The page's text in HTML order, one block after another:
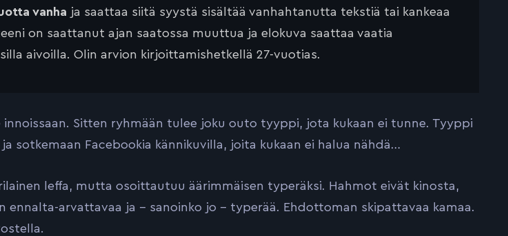
vanha ja saattaa siitä syystä sisältää vanhahtanutta tekstiä tai kankeaa
on saattanut ajan saatossa muuttua ja elokuva saattaa vaatia
aivoilla. Olin arvion kirjoittamishetkellä 27-vuotias.
innoissaan. Sitten ryhmään tulee joku outo tyyppi, jota kukaan ei tunne. Tyyppi
sotkemaan Facebookia kännikuvilla, joita kukaan ei halua nähdä…
leffa, mutta osoittautuu äärimmäisen typeräksi. Hahmot eivät kinosta,
ennalta-arvattavaa ja – sanoinko jo – typerää. Ehdottoman skipattavaa kamaa.